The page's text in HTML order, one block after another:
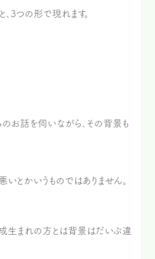
3つの形で現れます。
お話を伺いながら、その背景も
いとかいうものではありません。
生まれの方とは背景はだいぶ違